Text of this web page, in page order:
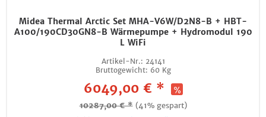
Midea Thermal Arctic Set MHA-V6W/D2N8-B + HBT-
A100/190CD30GN8-B Wärmepumpe + Hydromodul 190
L WiFi
Artikel-Nr.: 24141
Bruttogewicht: 60 Kg
6049,00 € *
10287,00 € * (41% gespart)